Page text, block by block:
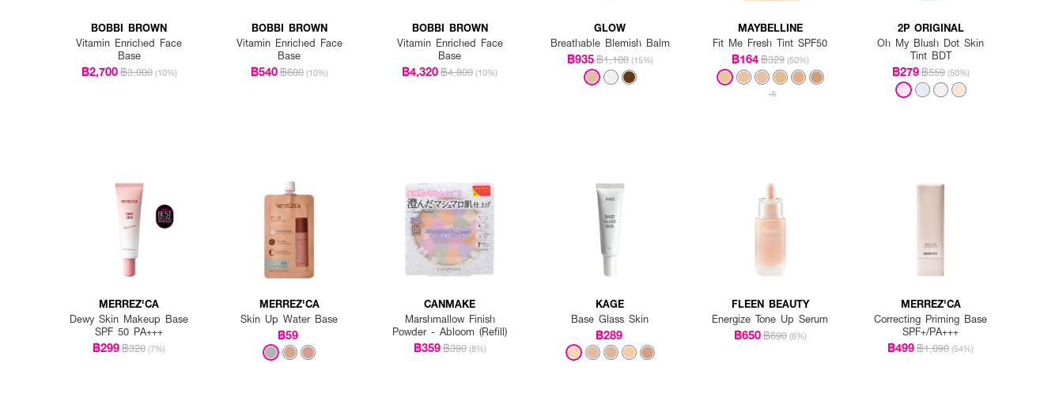
ทาผลิตภัณฑ์บนผิวและนวดเบาๆ วันละ 2 ครั้ง
BOBBI BROWN
Vitamin Enriched Face
Base
฿2,700฿3,000 (10%)
BOBBI BROWN
Vitamin Enriched Face
Base
฿540฿600 (10%)
BOBBI BROWN
Vitamin Enriched Face
Base
฿4,320฿4,800 (10%)
GLOW
Breathable Blemish Balm
฿935฿1,100 (15%)
MAYBELLINE
Fit Me Fresh Tint SPF50
฿164฿329 (50%)
+6
2P ORIGINAL
Oh My Blush Dot Skin
Tint BDT
฿279฿559 (50%)
MERREZ'CA
Dewy Skin Makeup Base
SPF 50 PA+++
฿299฿320 (7%)
MERREZ'CA
Skin Up Water Base
฿59
CANMAKE
Marshmallow Finish
Powder - Abloom (Refill)
฿359฿390 (8%)
KAGE
Base Glass Skin
฿289
FLEEN BEAUTY
Energize Tone Up Serum
฿650฿690 (6%)
MERREZ'CA
Correcting Priming Base
SPF+/PA+++
฿499฿1,090 (54%)